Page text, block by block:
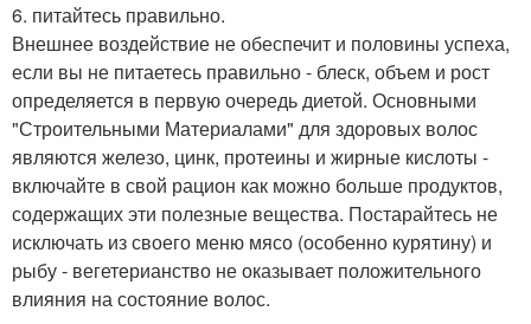
6. питайтесь правильно.
Внешнее воздействие не обеспечит и половины успеха,
если вы не питаетесь правильно - блеск, объем и рост
определяется в первую очередь диетой. Основными
"Строительными Материалами" для здоровых волос
являются железо, цинк, протеины и жирные кислоты -
включайте в свой рацион как можно больше продуктов,
содержащих эти полезные вещества. Постарайтесь не
исключать из своего меню мясо (особенно курятину) и
рыбу - вегетерианство не оказывает положительного
влияния на состояние волос.